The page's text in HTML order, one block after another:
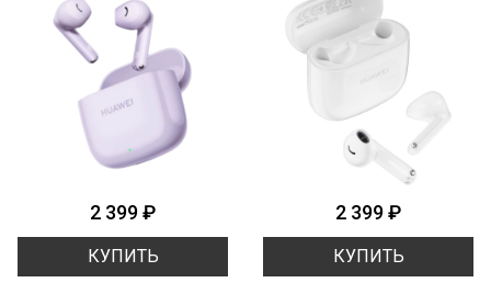
2 399 ₽
КУПИТЬ
2 399 ₽
КУПИТЬ